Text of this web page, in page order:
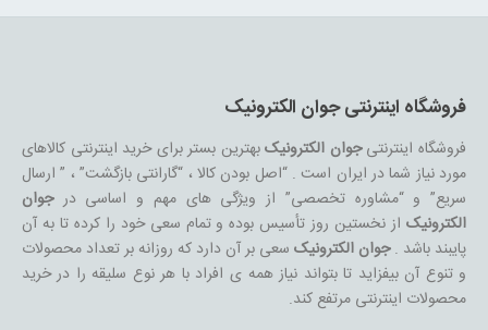
فروشگاه اینترنتی جوان الکترونیک
فروشگاه اینترنتیجوان الکترونیکبهترین بستر برای خرید اینترنتی کالاهای
مورد نیاز شما در ایران است . “اصل بودن کالا ، “گارانتی بازگشت” ، ” ارسال
سریع” و “مشاوره تخصصی” از ویژگی های مهم و اساسی درجوان
الکترونیکاز نخستین روز تأسیس بوده و تمام سعی خود را کرده تا به آن
پایبند باشد .جوان الکترونیکسعی بر آن دارد که روزانه بر تعداد محصولات
و تنوع آن بیفزاید تا بتواند نیاز همه ی افراد با هر نوع سلیقه را در خرید
محصولات اینترنتی مرتفع کند.